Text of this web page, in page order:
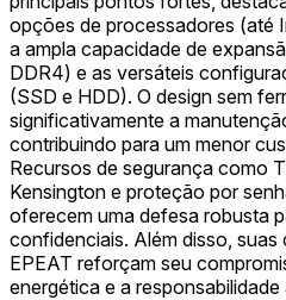
opções de processadores (até
a ampla capacidade de
DDR4) e as versáteis
(SSD e HDD). O design sem
significativamente a
contribuindo para um menor
Recursos de segurança como
Kensington e proteção por
oferecem uma defesa robusta
confidenciais. Além disso,
EPEAT reforçam seu
energética e a responsabilidade